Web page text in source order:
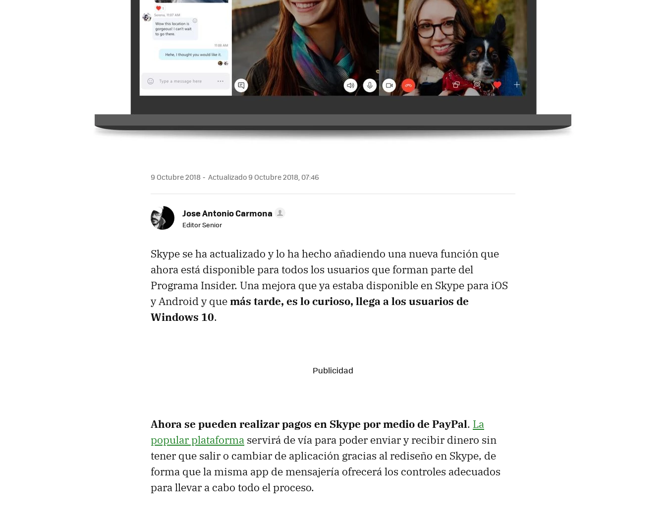
9 Octubre 2018 Actualizado 9 Octubre 2018, 07:46
Jose Antonio Carmona
Editor Senior
Skype se ha actualizado y lo ha hecho añadiendo una nueva función que
ahora está disponible para todos los usuarios que forman parte del
Programa Insider. Una mejora que ya estaba disponible en Skype para iOS
y Android y quemás tarde, es lo curioso, llega a los usuarios de
Windows 10.
Ahora se pueden realizar pagos en Skype por medio de PayPal. La
popular plataforma servirá de vía para poder enviar y recibir dinero sin
tener que salir o cambiar de aplicación gracias al rediseño en Skype, de
forma que la misma app de mensajería ofrecerá los controles adecuados
para llevar a cabo todo el proceso.